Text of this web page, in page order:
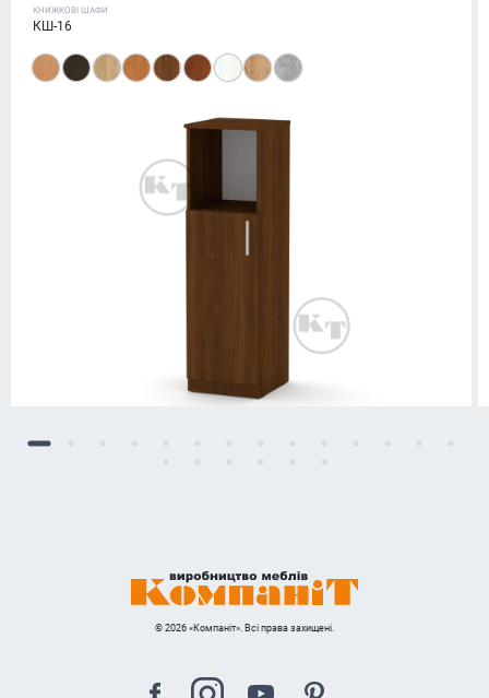
КНИЖКОВІ ШАФИ
КШ-16
© 2026 «Компаніт». Всі права захищені.